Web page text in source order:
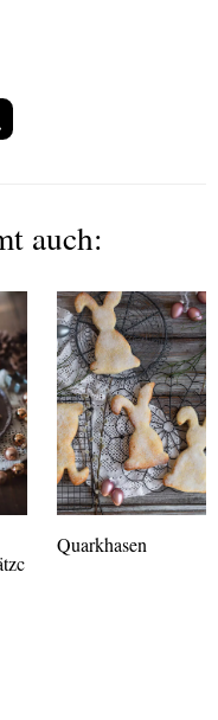
auch:
Quarkhasen